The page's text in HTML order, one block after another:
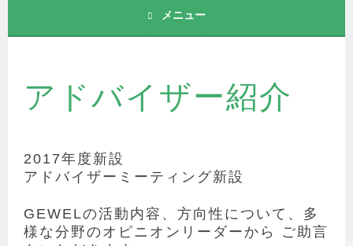
メニュー
アドバイザー紹介
2017年度新設
アドバイザーミーティング新設
GEWELの活動内容、方向性について、多
様な分野のオピニオンリーダーから ご助言